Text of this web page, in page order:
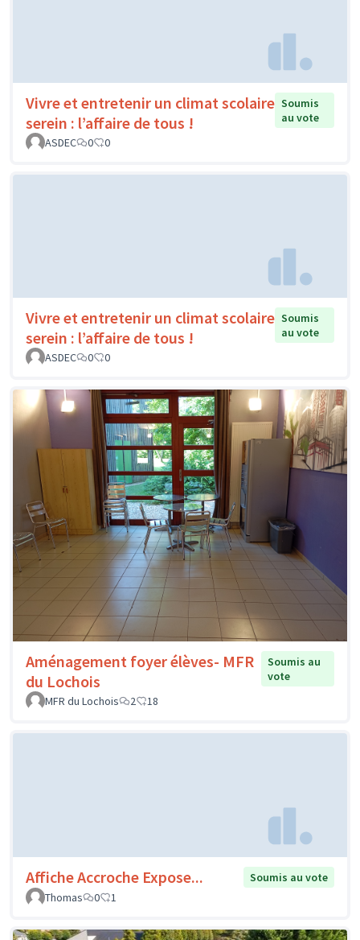
Vivre et entretenir un climat scolaire
serein : l’affaire de tous !
Soumis
au vote
ASDEC
0 0
Vivre et entretenir un climat scolaire
serein : l’affaire de tous !
Soumis
au vote
ASDEC
0 0
Aménagement foyer élèves- MFR
du Lochois
Soumis au
vote
MFR du Lochois
2 18
Affiche Accroche Expose...
Soumis au vote
Thomas
0 1